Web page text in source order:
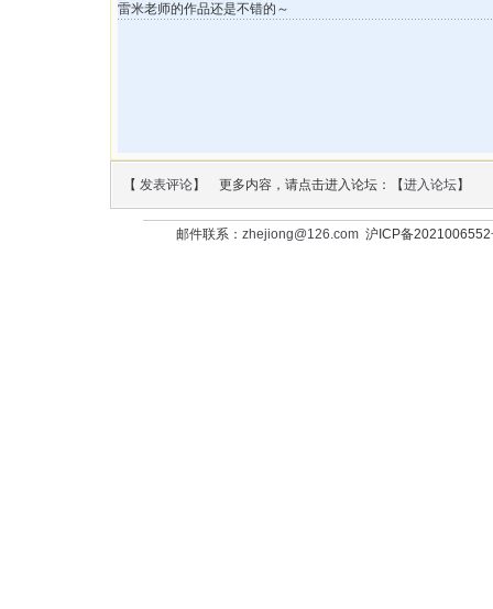
雷米老师的作品还是不错的～
【 发表评论】 更多内容，请点击进入论坛：【进入论坛】
邮件联系： zhejiong@126.com沪ICP备